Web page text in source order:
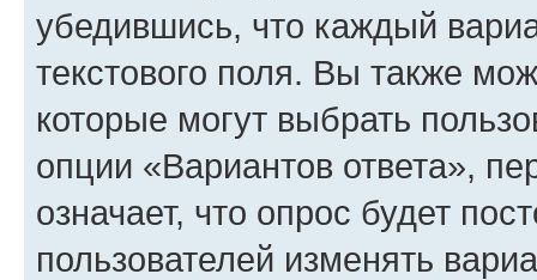
убедившись, что каждый
текстового поля. Вы также
которые могут выбрать
опции «Вариантов ответа»,
означает, что опрос будет
пользователей изменять